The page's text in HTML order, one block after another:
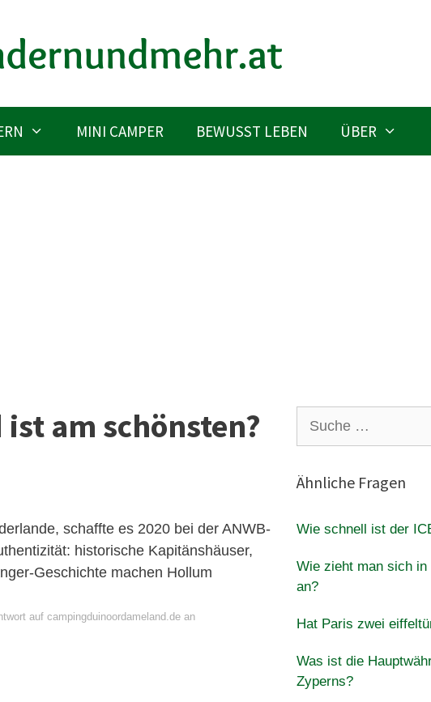
MINI CAMPER BEWUSST LEBEN ÜBER
am schönsten?
schaffte es 2020 bei der ANWB-
historische Kapitänshäuser,
Geschichte machen Hollum
auf campingduinoordameland.de an
nach:
Ähnliche Fragen
Wie schnell ist der
Wie zieht man sich in
an?
Hat Paris zwei
Was ist die
Zyperns?